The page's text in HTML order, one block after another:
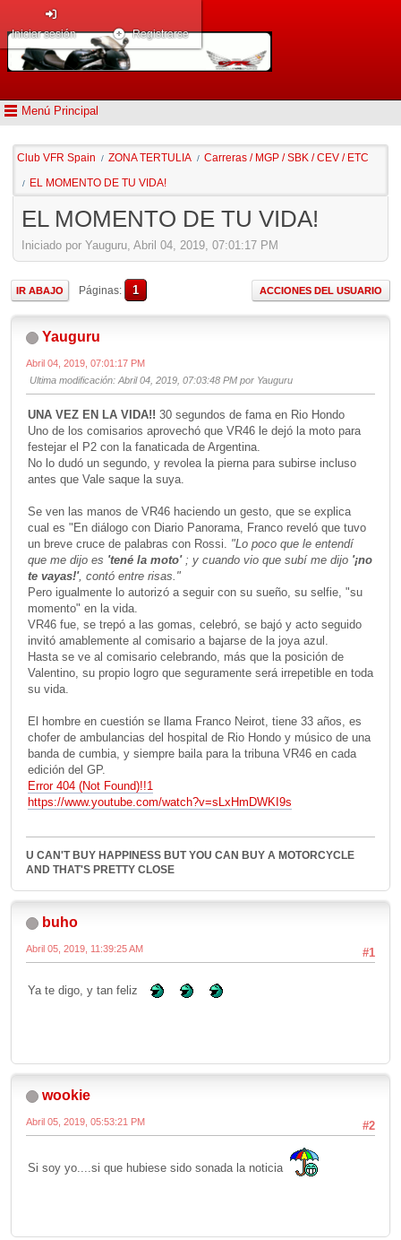
Menú Principal
Iniciar sesión Registrarse
Club VFR Spain / ZONA TERTULIA / Carreras / MGP / SBK / CEV / ETC
/ EL MOMENTO DE TU VIDA!
EL MOMENTO DE TU VIDA!
Iniciado por Yauguru, Abril 04, 2019, 07:01:17 PM
IR ABAJO Páginas 1 ACCIONES DEL USUARIO
Yauguru
Abril 04, 2019, 07:01:17 PM
Ultima modificación: Abril 04, 2019, 07:03:48 PM por Yauguru
UNA VEZ EN LA VIDA!! 30 segundos de fama en Rio Hondo
Uno de los comisarios aprovechó que VR46 le dejó la moto para
festejar el P2 con la fanaticada de Argentina.
No lo dudó un segundo, y revolea la pierna para subirse incluso
antes que Vale saque la suya.
Se ven las manos de VR46 haciendo un gesto, que se explica
cual es "En diálogo con Diario Panorama, Franco reveló que tuvo
un breve cruce de palabras con Rossi. "Lo poco que le entendí
que me dijo es 'tené la moto'; y cuando vio que subí me dijo '¡no
te vayas!', contó entre risas."
Pero igualmente lo autorizó a seguir con su sueño, su selfie, "su
momento" en la vida.
VR46 fue, se trepó a las gomas, celebró, se bajó y acto seguido
invitó amablemente al comisario a bajarse de la joya azul.
Hasta se ve al comisario celebrando, más que la posición de
Valentino, su propio logro que seguramente será irrepetible en toda
su vida.
El hombre en cuestión se llama Franco Neirot, tiene 33 años, es
chofer de ambulancias del hospital de Rio Hondo y músico de una
banda de cumbia, y siempre baila para la tribuna VR46 en cada
edición del GP.
Error 404 (Not Found)!!1
https://www.youtube.com/watch?v=sLxHmDWKI9s
U CAN'T BUY HAPPINESS BUT YOU CAN BUY A MOTORCYCLE
AND THAT'S PRETTY CLOSE
buho
#1
Abril 05, 2019, 11:39:25 AM
Ya te digo, y tan feliz
wookie
#2
Abril 05, 2019, 05:53:21 PM
Si soy yo....si que hubiese sido sonada la noticia